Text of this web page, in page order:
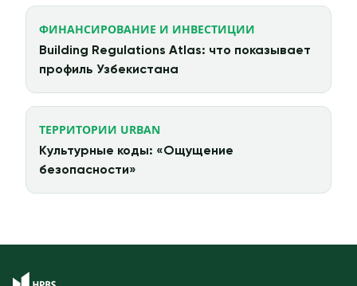
ФИНАНСИРОВАНИЕ И ИНВЕСТИЦИИ
Building Regulations Atlas: что показывает
профиль Узбекистана
ТЕРРИТОРИИ URBAN
Культурные коды: «Ощущение
безопасности»